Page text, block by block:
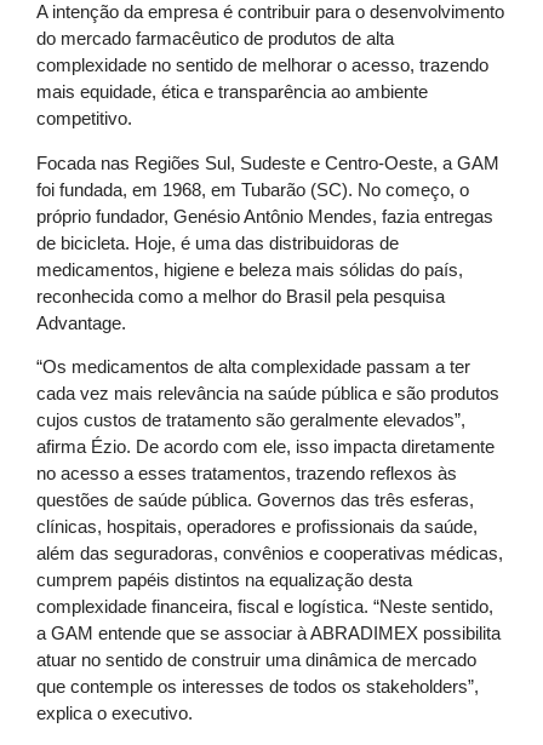
A intenção da empresa é contribuir para o desenvolvimento
do mercado farmacêutico de produtos de alta
complexidade no sentido de melhorar o acesso, trazendo
mais equidade, ética e transparência ao ambiente
competitivo.
Focada nas Regiões Sul, Sudeste e Centro-Oeste, a GAM
foi fundada, em 1968, em Tubarão (SC). No começo, o
próprio fundador, Genésio Antônio Mendes, fazia entregas
de bicicleta. Hoje, é uma das distribuidoras de
medicamentos, higiene e beleza mais sólidas do país,
reconhecida como a melhor do Brasil pela pesquisa
Advantage.
“Os medicamentos de alta complexidade passam a ter
cada vez mais relevância na saúde pública e são produtos
cujos custos de tratamento são geralmente elevados”,
afirma Ézio. De acordo com ele, isso impacta diretamente
no acesso a esses tratamentos, trazendo reflexos às
questões de saúde pública. Governos das três esferas,
clínicas, hospitais, operadores e profissionais da saúde,
além das seguradoras, convênios e cooperativas médicas,
cumprem papéis distintos na equalização desta
complexidade financeira, fiscal e logística. “Neste sentido,
a GAM entende que se associar à ABRADIMEX possibilita
atuar no sentido de construir uma dinâmica de mercado
que contemple os interesses de todos os stakeholders”,
explica o executivo.